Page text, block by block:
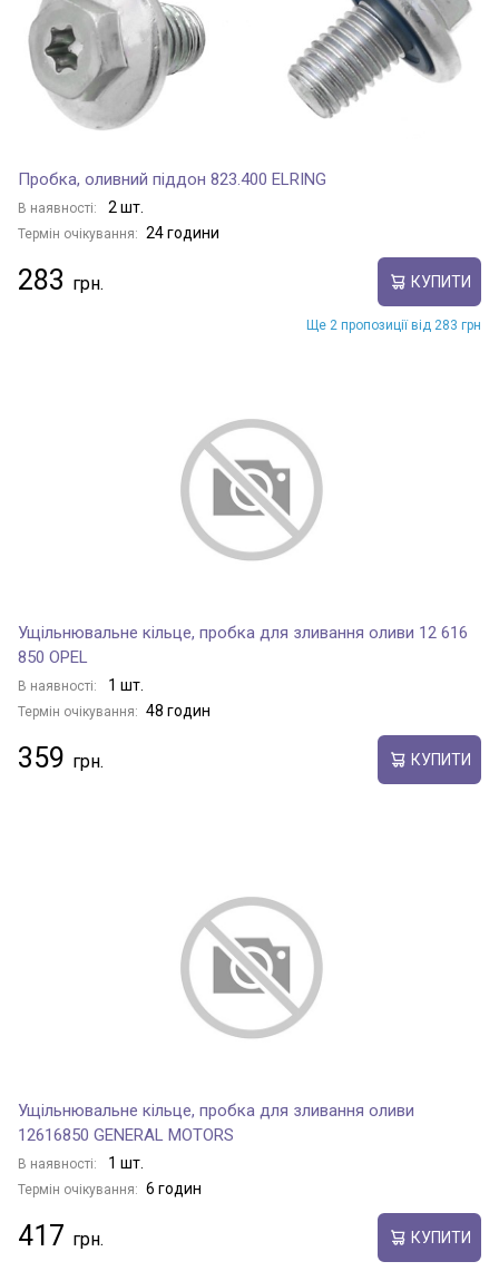
Пробка, оливний піддон 823.400 ELRING
В наявності: 2 шт.
Термін очікування: 24 години
283 КУПИТИ
Ще 2 пропозиції від 283 грн
Ущільнювальне кільце, пробка для зливання оливи 12 616
850 OPEL
В наявності: 1 шт.
Термін очікування: 48 годин
359 КУПИТИ
Ущільнювальне кільце, пробка для зливання оливи
12616850 GENERAL MOTORS
В наявності: 1 шт.
Термін очікування: 6 годин
417 КУПИТИ